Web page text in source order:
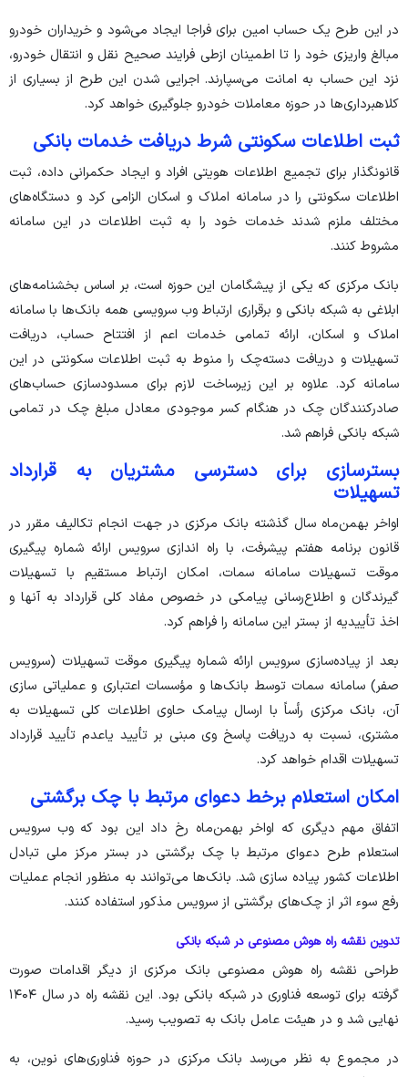
در این طرح یک حساب امین برای فراجا ایجاد می‌شود و خریداران خودرو
مبالغ واریزی خود را تا اطمینان ازطی فرایند صحیح نقل و انتقال خودرو،
نزد این حساب به امانت می‌سپارند. اجرایی شدن این طرح از بسیاری از
کلاهبرداری‌ها در حوزه معاملات خودرو جلوگیری خواهد کرد.
ثبت اطلاعات سکونتی شرط دریافت خدمات بانکی
قانونگذار برای تجمیع اطلاعات هویتی افراد و ایجاد حکمرانی داده، ثبت
اطلاعات سکونتی را در سامانه املاک و اسکان الزامی کرد و دستگاه‌های
مختلف ملزم شدند خدمات خود را به ثبت اطلاعات در این سامانه
مشروط کنند.
بانک مرکزی که یکی از پیشگامان این حوزه است، بر اساس بخشنامه‌های
ابلاغی به شبکه بانکی و برقراری ارتباط وب سرویسی همه بانک‌ها با سامانه
املاک و اسکان، ارائه تمامی خدمات اعم از افتتاح حساب، دریافت
تسهیلات و دریافت دسته‌چک را منوط به ثبت اطلاعات سکونتی در این
سامانه کرد. علاوه بر این زیرساخت لازم برای مسدودسازی حساب‌های
صادرکنندگان چک در هنگام کسر موجودی معادل مبلغ چک در تمامی
شبکه بانکی فراهم شد.
بسترسازی برای دسترسی مشتریان به قرارداد
تسهیلات
اواخر بهمن‌ماه سال گذشته بانک مرکزی در جهت انجام تکالیف مقرر در
قانون برنامه هفتم پیشرفت، با راه اندازی سرویس ارائه شماره پیگیری
موقت تسهیلات سامانه سمات، امکان ارتباط مستقیم با تسهیلات
گیرندگان و اطلاع‌رسانی پیامکی در خصوص مفاد کلی قرارداد به آنها و
اخذ تأییدیه از بستر این سامانه را فراهم کرد.
بعد از پیاده‌سازی سرویس ارائه شماره پیگیری موقت تسهیلات (سرویس
صفر) سامانه سمات توسط بانک‌ها و مؤسسات اعتباری و عملیاتی سازی
آن، بانک مرکزی رأساً با ارسال پیامک حاوی اطلاعات کلی تسهیلات به
مشتری، نسبت به دریافت پاسخ وی مبنی بر تأیید‏‏‏‏‏‏‏‏‏‏‏‏‏‏‏‏‏‏ یاعدم تأیید قرارداد
تسهیلات اقدام خواهد کرد.
امکان استعلام برخط دعوای مرتبط با چک برگشتی
اتفاق مهم دیگری که اواخر بهمن‌ماه رخ داد این بود که وب سرویس
استعلام طرح دعوای مرتبط با چک برگشتی در بستر مرکز ملی تبادل
اطلاعات کشور پیاده سازی شد. بانک‌ها می‌توانند به منظور انجام عملیات
رفع سوء اثر از چک‌های برگشتی از سرویس مذکور استفاده کنند.
تدوین نقشه راه هوش مصنوعی در شبکه بانکی
طراحی نقشه راه هوش مصنوعی بانک مرکزی از دیگر اقدامات صورت
گرفته برای توسعه فناوری در شبکه بانکی بود. این نقشه راه در سال ۱۴۰۴
نهایی شد و در هیئت عامل بانک به تصویب رسید.
در مجموع به نظر می‌رسد بانک مرکزی در حوزه فناوری‌های نوین، به